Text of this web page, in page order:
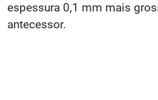
espessura 0,1 mm mais
antecessor.